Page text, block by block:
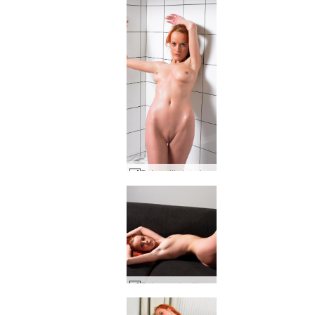
Petra witte tegels #17
Petra rood petite #82